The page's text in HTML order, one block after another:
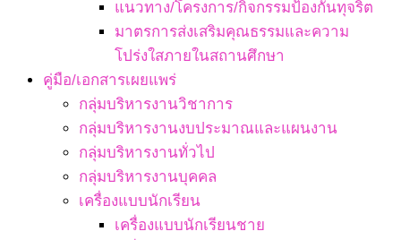
แนวทาง/โครงการ/กิจกรรมป้องกันทุจริต
มาตรการส่งเสริมคุณธรรมและความ
โปร่งใสภายในสถานศึกษา
คู่มือ/เอกสารเผยแพร่
กลุ่มบริหารงานวิชาการ
กลุ่มบริหารงานงบประมาณและแผนงาน
กลุ่มบริหารงานทั่วไป
กลุ่มบริหารงานบุคคล
เครื่องแบบนักเรียน
เครื่องแบบนักเรียนชาย